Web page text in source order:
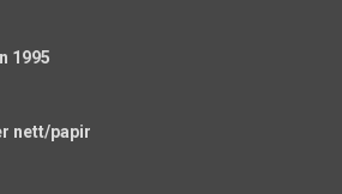
1995
nett/papir